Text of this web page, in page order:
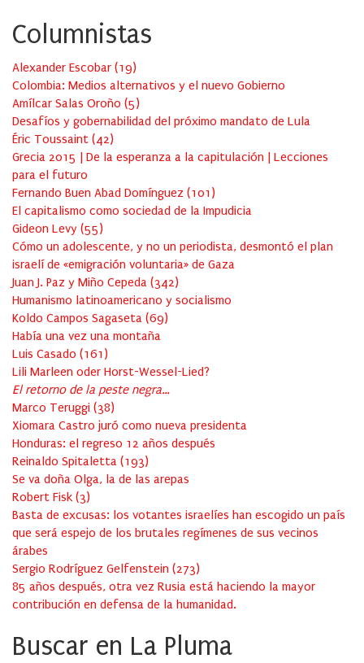
Columnistas
Alexander Escobar (19)
Colombia: Medios alternativos y el nuevo Gobierno
Amílcar Salas Oroño (5)
Desafíos y gobernabilidad del próximo mandato de Lula
Éric Toussaint (42)
Grecia 2015 | De la esperanza a la capitulación | Lecciones
para el futuro
Fernando Buen Abad Domínguez (101 )
El capitalismo como sociedad de la Impudicia
Gideon Levy (55)
Cómo un adolescente, y no un periodista, desmontó el plan
israelí de «emigración voluntaria» de Gaza
Juan J. Paz y Miño Cepeda (342)
Humanismo latinoamericano y socialismo
Koldo Campos Sagaseta (69)
Había una vez una montaña
Luis Casado (161 )
Lili Marleen oder Horst-Wessel-Lied?
El retorno de la peste negra…
Marco Teruggi (38)
Xiomara Castro juró como nueva presidenta
Honduras: el regreso 12 años después
Reinaldo Spitaletta (193)
Se va doña Olga, la de las arepas
Robert Fisk (3)
Basta de excusas: los votantes israelíes han escogido un país
que será espejo de los brutales regímenes de sus vecinos
árabes
Sergio Rodríguez Gelfenstein (273)
85 años después, otra vez Rusia está haciendo la mayor
contribución en defensa de la humanidad.
Buscar en La Pluma